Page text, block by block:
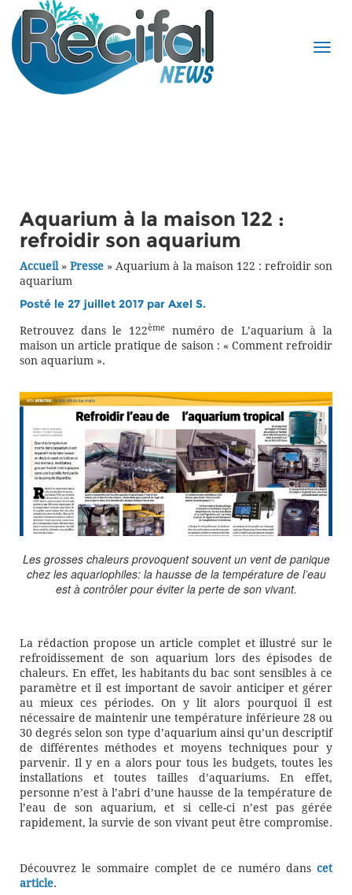
Aquarium à la maison 122 :
refroidir son aquarium
Accueil»Presse »Aquarium à la maison 122 : refroidir son
aquarium
Posté le 27 juillet 2017 par Axel S.
Retrouvez dans le 122èmenuméro de L’aquarium à la
maison un article pratique de saison : « Comment refroidir
son aquarium ».
Les grosses chaleurs provoquent souvent un vent de panique
chez les aquariophiles: la hausse de la température de l’eau
est à contrôler pour éviter la perte de son vivant.
La rédaction propose un article complet et illustré sur le
refroidissement de son aquarium lors des épisodes de
chaleurs. En effet, les habitants du bac sont sensibles à ce
paramètre et il est important de savoir anticiper et gérer
au mieux ces périodes. On y lit alors pourquoi il est
nécessaire de maintenir une température inférieure 28 ou
30 degrés selon son type d’aquarium ainsi qu’un descriptif
de différentes méthodes et moyens techniques pour y
parvenir. Il y en a alors pour tous les budgets, toutes les
installations et toutes tailles d’aquariums. En effet,
personne n’est à l’abri d’une hausse de la température de
l’eau de son aquarium, et si celle-ci n’est pas gérée
rapidement, la survie de son vivant peut être compromise.
Découvrez le sommaire complet de ce numéro dans cet
article.